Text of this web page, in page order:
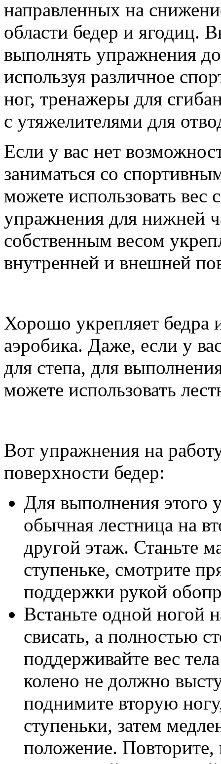
направленных на
области бедер и ягодиц.
выполнять упражнения
используя различное
ног, тренажеры для
с утяжелителями для
Если у вас нет
заниматься со
можете использовать вес
упражнения для нижней
собственным весом
внутренней и внешней
Хорошо укрепляет бедра
аэробика. Даже, если у
для степа, для
можете использовать
Вот упражнения на
поверхности бедер:
Для выполнения этого
обычная лестница на
другой этаж. Станьте
ступеньке, смотрите
поддержки рукой
Встаньте одной ногой
свисать, а полностью
поддерживайте вес
колено не должно
поднимите вторую
ступеньки, затем
положение. Повторите,